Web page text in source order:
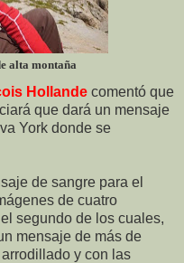
alta montaña
Hollande comentó que
que dará un mensaje
York donde se
de sangre para el
de cuatro
segundo de los cuales,
mensaje de más de
y con las